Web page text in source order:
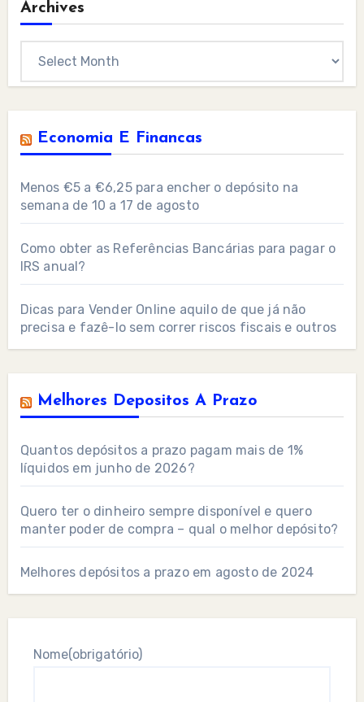
Archives
Economia E Financas
Menos €5 a €6,25 para encher o depósito na
semana de 10 a 17 de agosto
Como obter as Referências Bancárias para pagar o
IRS anual?
Dicas para Vender Online aquilo de que já não
precisa e fazê-lo sem correr riscos fiscais e outros
Melhores Depositos A Prazo
Quantos depósitos a prazo pagam mais de 1%
líquidos em junho de 2026?
Quero ter o dinheiro sempre disponível e quero
manter poder de compra – qual o melhor depósito?
Melhores depósitos a prazo em agosto de 2024
Nome(obrigatório)